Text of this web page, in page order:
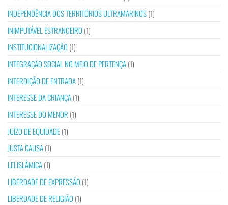
INDEPENDÊNCIA DOS TERRITÓRIOS ULTRAMARINOS(1)
INIMPUTÁVEL ESTRANGEIRO (1)
INSTITUCIONALIZAÇÃO (1)
INTEGRAÇÃO SOCIAL NO MEIO DE PERTENÇA(1)
INTERDIÇÃO DE ENTRADA(1)
INTERESSE DA CRIANÇA(1)
INTERESSE DO MENOR (1)
JUÍZO DE EQUIDADE(1)
JUSTA CAUSA(1)
LEI ISLÂMICA(1)
LIBERDADE DE EXPRESSÃO (1)
LIBERDADE DE RELIGIÃO (1)